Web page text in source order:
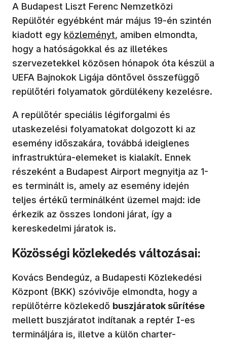
A Budapest Liszt Ferenc Nemzetközi
Repülőtér egyébként már május 19-én szintén
kiadott egy közleményt, amiben elmondta,
hogy a hatóságokkal és az illetékes
szervezetekkel közösen hónapok óta készül a
UEFA Bajnokok Ligája döntővel összefüggő
repülőtéri folyamatok gördülékeny kezelésre.
A repülőtér speciális légiforgalmi és
utaskezelési folyamatokat dolgozott ki az
esemény időszakára, továbbá ideiglenes
infrastruktúra-elemeket is kialakít. Ennek
részeként a Budapest Airport megnyitja az 1-
es terminált is, amely az esemény idején
teljes értékű terminálként üzemel majd: ide
érkezik az összes londoni járat, így a
kereskedelmi járatok is.
Közösségi közlekedés változásai:
Kovács Bendegúz, a Budapesti Közlekedési
Központ (BKK) szóvivője elmondta, hogy a
repülőtérre közlekedő buszjáratok sűrítése
mellett buszjáratot indítanak a reptér I-es
termináljára is, illetve a külön charter-